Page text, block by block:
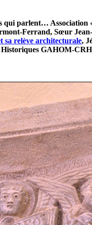
parlent… Association
Ferrand, Sœur
sa relève architecturale,
Historiques GAHOM-